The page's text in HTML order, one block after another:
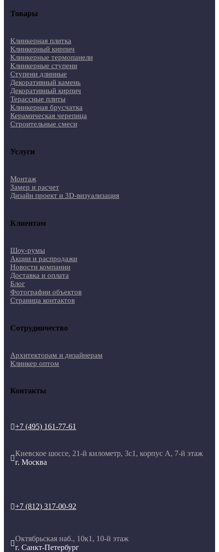
Товары
Клинкерная плитка
Клинкерный кирпич
Клинкерные термопанели
Клинкерные ступени
Ступени длинные
Декоративный камень
Декоративный кирпич
Терассные плиты
Клинкерная брусчатка
Керамическая черепица
Строительные смеси
Услуги
Монтаж
Замер и расчет
Дизайн проект и 3D-визуализация
Клиентам
Шоу-румы
Акции и распродажи
Новости компании
Доставка и оплата
Блог
Фотографии объектов
Страница контактов
Сотрудничество
Архитекторам и дизайнерам
Клинкер оптом
Контакты
+7 (495) 161-77-61

Киевское шоссе, 21-й километр, 3с1, корпус А, 7-й этаж
г. Москва
+7 (812) 317-00-92

Октябрьская наб., 10к1, 10-й этаж
г. Санкт-Петербург